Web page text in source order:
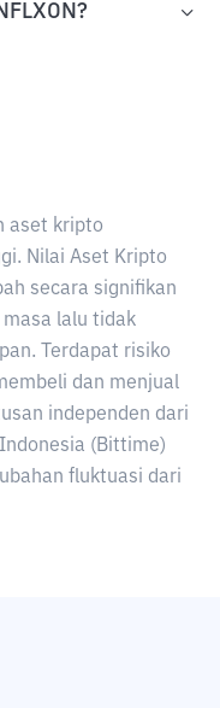
aset kripto
Nilai Aset Kripto
secara signifikan
lalu tidak
Terdapat risiko
dan menjual
independen dari
(Bittime)
fluktuasi dari